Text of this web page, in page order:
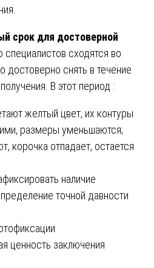
срок для достоверной
специалистов сходятся во
достоверно снять в течение
В этот период :
желтый цвет, их контуры
размеры уменьшаются;
корочка отпадает, остается
наличие
точной давности
ценность заключения